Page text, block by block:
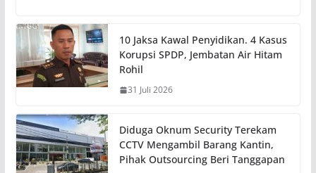
10 Jaksa Kawal Penyidikan. 4 Kasus
Korupsi SPDP, Jembatan Air Hitam
Rohil
31 Juli 2026
Diduga Oknum Security Terekam
CCTV Mengambil Barang Kantin,
Pihak Outsourcing Beri Tanggapan